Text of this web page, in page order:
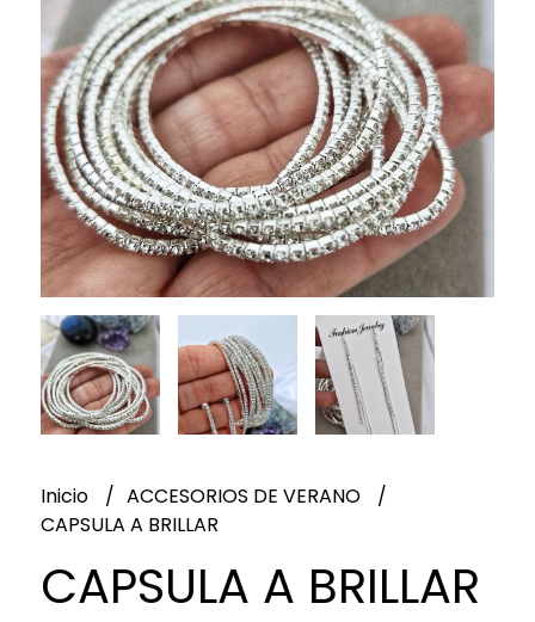
Inicio
ACCESORIOS DE VERANO
CAPSULA A BRILLAR
CAPSULA A BRILLAR